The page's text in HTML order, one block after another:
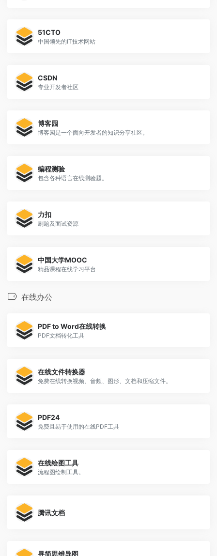
51CTO
中国领先的IT技术网站
CSDN
专业开发者社区
博客园
博客园是一个面向开发者的知识分享社区。
编程测验
包含各种语言在线测验题。
力扣
刷题及面试资源
中国大学MOOC
精品课程在线学习平台
在线办公
PDF to Word在线转换
PDF文档转化工具
在线文件转换器
免费在线转换视频、音频、图形、文档和压缩文件。
PDF24
免费且易于使用的在线PDF工具
在线绘图工具
流程图绘制工具。
腾讯文档
寻简思维导图